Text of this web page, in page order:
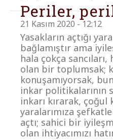
Periler,
21 Kasım 2020 - 12:12
Yasakların açtığı
bağlamıştır ama
hala çokça sancıları,
olan bir toplumsak;
konuşamıyorsak,
inkar politikalarının
inkarı kırarak,
yaralarımıza
açtı; sahici bir
olan ihtiyacımızı